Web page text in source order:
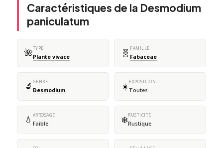
Caractéristiques de la Desmodium
paniculatum
🌺TYPE
Plante vivace 🧬 FAMILLE
Fabaceae
🔬 GENRE
Desmodium ☀️EXPOSITION
Toutes
💧 ARROSAGE
Faible ❄️RUSTICITÉ
Rustique